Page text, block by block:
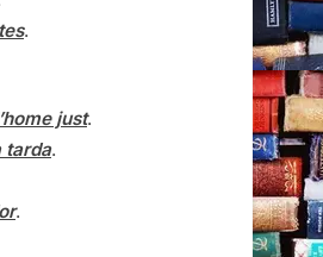
.
just.
tarda.
.